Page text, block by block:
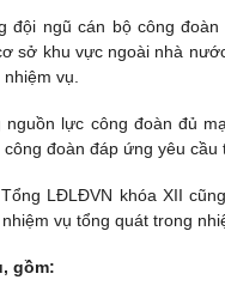
đội ngũ cán bộ công
sở khu vực ngoài nhà
vụ.
nguồn lực công đoàn đủ
đoàn đáp ứng yêu cầu
LĐLĐVN khóa XII
vụ tổng quát trong
gồm: